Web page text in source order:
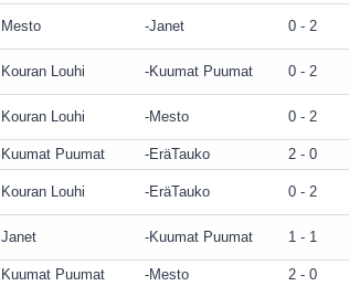
Mesto Janet 0 - 2
Kouran Louhi Kuumat Puumat 0 - 2
Kouran Louhi Mesto 0 - 2
Kuumat Puumat EräTauko 2 - 0
Kouran Louhi EräTauko 0 - 2
Janet Kuumat Puumat 1 - 1
Kuumat Puumat Mesto 2 - 0